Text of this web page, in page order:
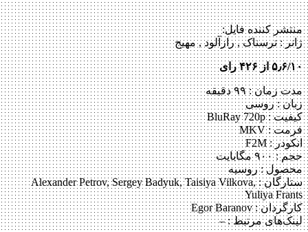
منتشر کننده فایل:
ژانر : ترسناک , رازآلود , مهیج
۵٫۶/۱۰ از ۴۲۶ رای
مدت زمان : ۹۹ دقیقه
زبان : روسی
کیفیت : BluRay 720p
فرمت : MKV
انکودر : F2M
حجم : ۹۰۰ مگابایت
محصول : روسیه
ستارگان :Alexander Petrov, Sergey Badyuk, Taisiya Vilkova,
Yuliya Frants
کارگردان :Egor Baranov
لینک‌های مرتبط :–